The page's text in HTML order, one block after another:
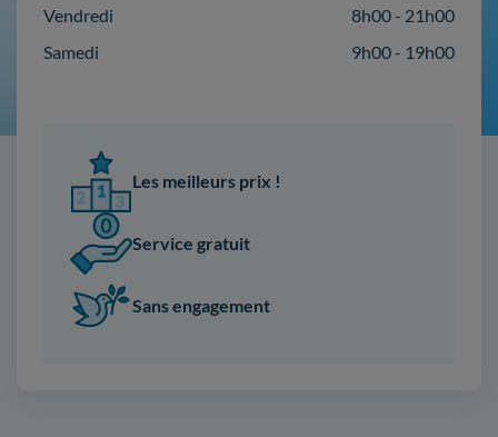
Vendredi
8h00 - 21h00
Samedi
9h00 - 19h00
Les meilleurs prix !
Service gratuit
Sans engagement